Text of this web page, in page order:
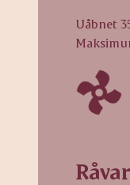
Uåbnet